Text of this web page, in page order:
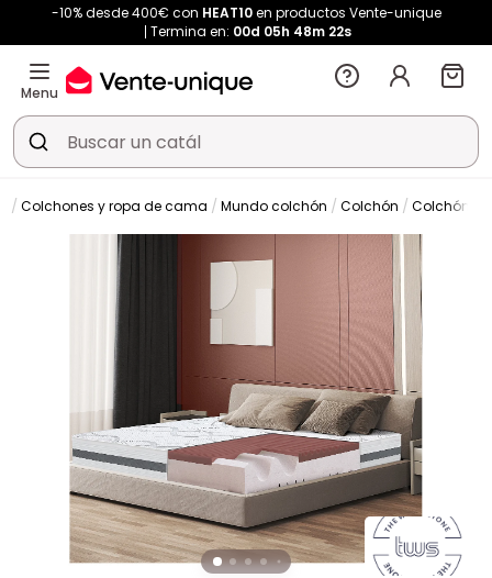
-10% desde 400€ con HEAT10en productos Vente-unique
Termina en: 00d 05h 48m 22s
Menu
Colchones y ropa de cama Mundo colchón Colchón Colchón